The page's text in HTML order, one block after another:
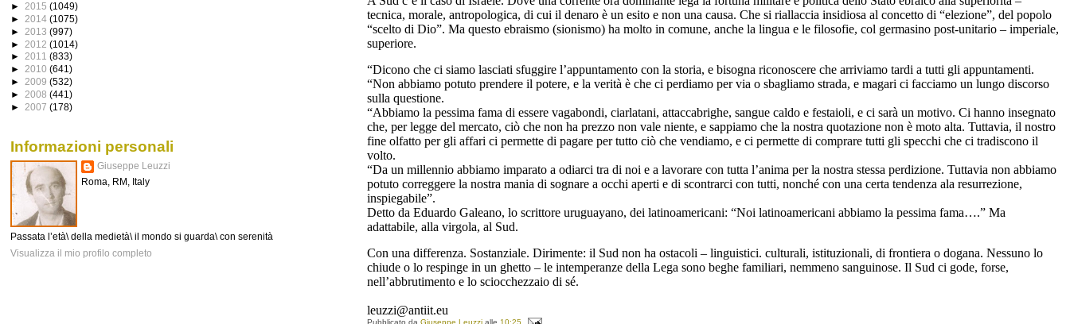
tecnica, morale, antropologica, di cui il denaro è un esito e non una causa. Che si riallaccia insidiosa al concetto di “elezione”, del popolo
“scelto di Dio”. Ma questo ebraismo (sionismo) ha molto in comune, anche la lingua e le filosofie, col germasino post-unitario – imperiale,
superiore.
“Dicono che ci siamo lasciati sfuggire l’appuntamento con la storia, e bisogna riconoscere che arriviamo tardi a tutti gli appuntamenti.
“Non abbiamo potuto prendere il potere, e la verità è che ci perdiamo per via o sbagliamo strada, e magari ci facciamo un lungo discorso
sulla questione.
“Abbiamo la pessima fama di essere vagabondi, ciarlatani, attaccabrighe, sangue caldo e festaioli, e ci sarà un motivo. Ci hanno insegnato
che, per legge del mercato, ciò che non ha prezzo non vale niente, e sappiamo che la nostra quotazione non è moto alta. Tuttavia, il nostro
fine olfatto per gli affari ci permette di pagare per tutto ciò che vendiamo, e ci permette di comprare tutti gli specchi che ci tradiscono il
volto.
“Da un millennio abbiamo imparato a odiarci tra di noi e a lavorare con tutta l’anima per la nostra stessa perdizione. Tuttavia non abbiamo
potuto correggere la nostra mania di sognare a occhi aperti e di scontrarci con tutti, nonché con una certa tendenza ala resurrezione,
inspiegabile”.
Detto da Eduardo Galeano, lo scrittore uruguayano, dei latinoamericani: “Noi latinoamericani abbiamo la pessima fama….” Ma
adattabile, alla virgola, al Sud.
Con una differenza. Sostanziale. Dirimente: il Sud non ha ostacoli – linguistici. culturali, istituzionali, di frontiera o dogana. Nessuno lo
chiude o lo respinge in un ghetto – le intemperanze della Lega sono beghe familiari, nemmeno sanguinose. Il Sud ci gode, forse,
nell’abbrutimento e lo sciocchezzaio di sé.
leuzzi@antiit.eu
Pubblicato daGiuseppe Leuzzi alle 10:25
► 2015 (1049)
► 2014 (1075)
► 2013 (997)
► 2012 (1014)
► 2011 (833)
► 2010 (641)
► 2009 (532)
► 2008 (441)
► 2007 (178)
Informazioni personali
Giuseppe Leuzzi
Roma, RM, Italy
Passata l’età\ della medietà\ il mondo si guarda\ con serenità
Visualizza il mio profilo completo